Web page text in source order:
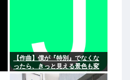
【作曲】僕が『特別』でなくな
ったら、きっと見える景色も変
わってしまう。⋯だから曖昧で